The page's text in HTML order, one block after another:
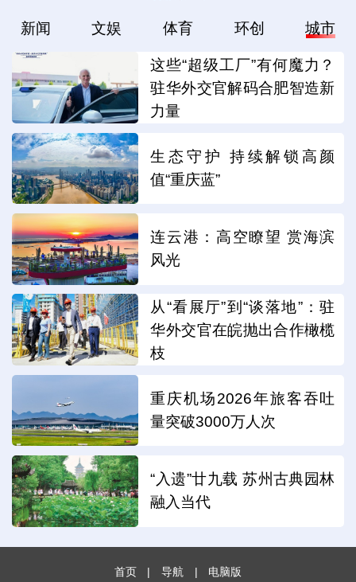
新闻 文娱 体育 环创 城市
这些“超级工厂”有何魔力？
驻华外交官解码合肥智造新
力量
生态守护 持续解锁高颜
值“重庆蓝”
连云港：高空瞭望 赏海滨
风光
从“看展厅”到“谈落地”：驻
华外交官在皖抛出合作橄榄
枝
重庆机场2026年旅客吞吐
量突破3000万人次
“入遗”廿九载 苏州古典园林
融入当代
首页 | 导航 | 电脑版